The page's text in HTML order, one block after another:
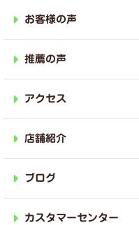
お客様の声
推薦の声
アクセス
店舗紹介
ブログ
カスタマーセンター